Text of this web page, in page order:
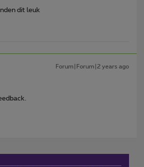
dit leuk
Forum|Forum|2 years ago